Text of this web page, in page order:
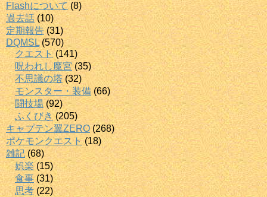
Flashについて(8)
過去話 (10)
定期報告(31)
DQMSL (570)
クエスト(141)
呪われし魔宮 (35)
不思議の塔(32)
モンスター・装備 (66)
闘技場 (92)
ふくびき(205)
キャプテン翼ZERO(268)
ポケモンクエスト(18)
雑記 (68)
娯楽(15)
食事 (31)
思考 (22)